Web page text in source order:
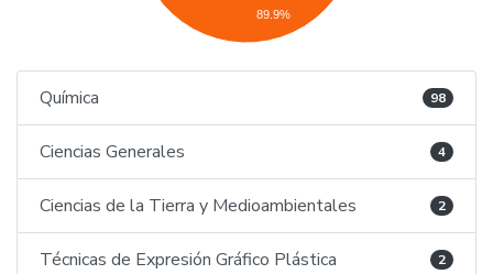
89.9%
Química 98
Ciencias Generales 4
Ciencias de la Tierra y Medioambientales 2
Técnicas de Expresión Gráfico Plástica 2